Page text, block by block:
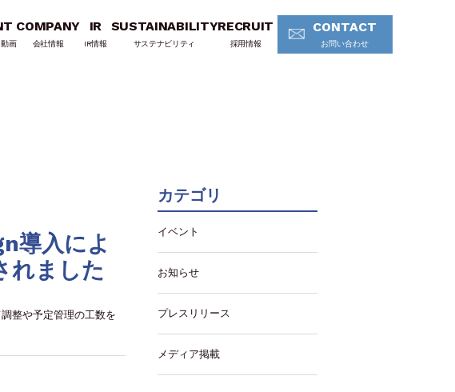
画
COMPANY
会社情報
IR
IR情報
SUSTAINABILITY
サステナビリティ
RECRUIT
採用情報
CONTACT
お問い合わせ
導入によ
れました
整や予定管理の工数を
カテゴリ
イベント
お知らせ
プレスリリース
メディア掲載